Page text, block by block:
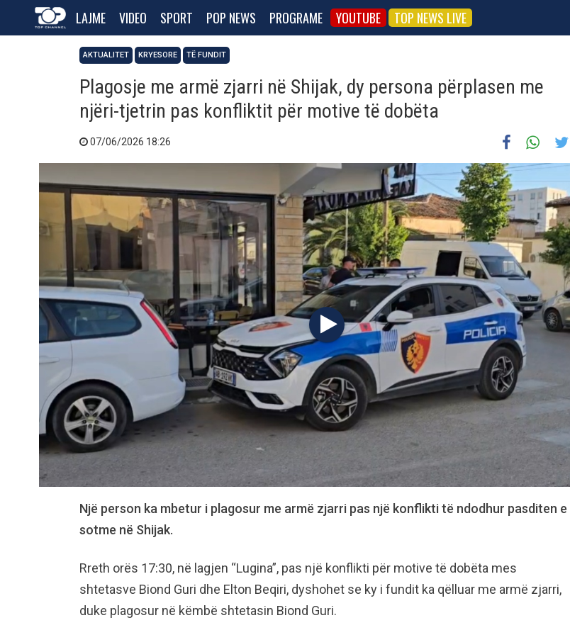
LAJME VIDEO SPORT POP NEWS PROGRAME YOUTUBE TOP NEWS LIVE
AKTUALITET KRYESORE TË FUNDIT
Plagosje me armë zjarri në Shijak, dy persona përplasen me
njëri-tjetrin pas konfliktit për motive të dobëta
07/06/2026 18:26
Një person ka mbetur i plagosur me armë zjarri pas një konflikti të ndodhur pasditen e
sotme në Shijak.
Rreth orës 17:30, në lagjen “Lugina”, pas një konflikti për motive të dobëta mes
shtetasve Biond Guri dhe Elton Beqiri, dyshohet se ky i fundit ka qëlluar me armë zjarri,
duke plagosur në këmbë shtetasin Biond Guri.